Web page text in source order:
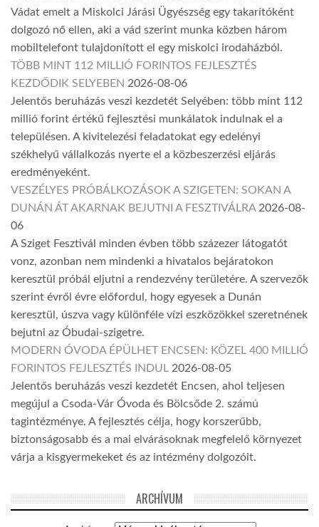
Vádat emelt a Miskolci Járási Ügyészség egy takarítóként
dolgozó nő ellen, aki a vád szerint munka közben három
mobiltelefont tulajdonított el egy miskolci irodaházból.
TÖBB MINT 112 MILLIÓ FORINTOS FEJLESZTÉS
KEZDŐDIK SELYEBEN 2026-08-06
Jelentős beruházás veszi kezdetét Selyében: több mint 112
millió forint értékű fejlesztési munkálatok indulnak el a
településen. A kivitelezési feladatokat egy edelényi
székhelyű vállalkozás nyerte el a közbeszerzési eljárás
eredményeként.
VESZÉLYES PRÓBÁLKOZÁSOK A SZIGETEN: SOKAN A
DUNÁN ÁT AKARNAK BEJUTNI A FESZTIVÁLRA 2026-08-
06
A Sziget Fesztivál minden évben több százezer látogatót
vonz, azonban nem mindenki a hivatalos bejáratokon
keresztül próbál eljutni a rendezvény területére. A szervezők
szerint évről évre előfordul, hogy egyesek a Dunán
keresztül, úszva vagy különféle vízi eszközökkel szeretnének
bejutni az Óbudai-szigetre.
MODERN ÓVODA ÉPÜLHET ENCSEN: KÖZEL 400 MILLIÓ
FORINTOS FEJLESZTÉS INDUL 2026-08-05
Jelentős beruházás veszi kezdetét Encsen, ahol teljesen
megújul a Csoda-Vár Óvoda és Bölcsőde 2. számú
tagintézménye. A fejlesztés célja, hogy korszerűbb,
biztonságosabb és a mai elvárásoknak megfelelő környezet
várja a kisgyermekeket és az intézmény dolgozóit.
ARCHÍVUM